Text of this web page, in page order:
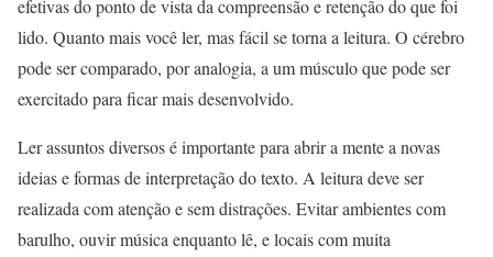
efetivas do ponto de vista da compreensão e retenção do que foi
lido. Quanto mais você ler, mas fácil se torna a leitura. O cérebro
pode ser comparado, por analogia, a um músculo que pode ser
exercitado para ficar mais desenvolvido.
Ler assuntos diversos é importante para abrir a mente a novas
ideias e formas de interpretação do texto. A leitura deve ser
realizada com atenção e sem distrações. Evitar ambientes com
barulho, ouvir música enquanto lê, e locais com muita